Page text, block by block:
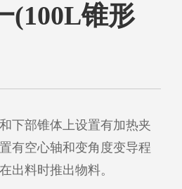
(100L锥形
下部锥体上设置有加热夹
有空心轴和变角度变导程
出料时推出物料。